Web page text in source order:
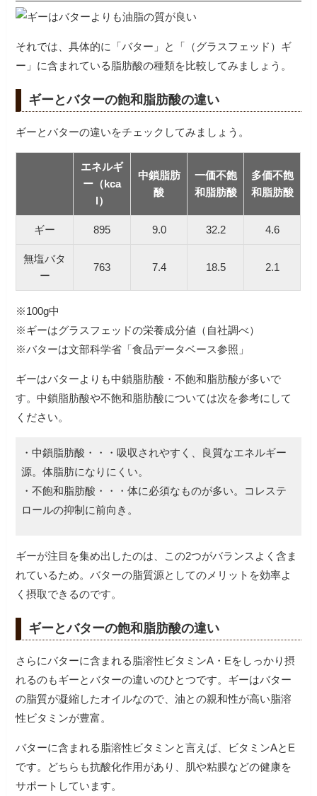
それでは、具体的に「バター」と「（グラスフェッド）ギ
ー」に含まれている脂肪酸の種類を比較してみましょう。
ギーとバターの飽和脂肪酸の違い
ギーとバターの違いをチェックしてみましょう。
エネルギ
ー（kca
l）
中鎖脂肪
酸
一価不飽
和脂肪酸
多価不飽
和脂肪酸
ギー 895 9.0 32.2 4.6
無塩バタ
ー
763 7.4 18.5 2.1
※100g中
※ギーはグラスフェッドの栄養成分値（自社調べ）
ギーはバターよりも中鎖脂肪酸・不飽和脂肪酸が多いで
す。中鎖脂肪酸や不飽和脂肪酸については次を参考にして
ください。
・中鎖脂肪酸・・・吸収されやすく、良質なエネルギー
源。体脂肪になりにくい。
・不飽和脂肪酸・・・体に必須なものが多い。コレステ
ギーが注目を集め出したのは、この2つがバランスよく含ま
れているため。バターの脂質源としてのメリットを効率よ
く摂取できるのです。
ギーとバターの飽和脂肪酸の違い
さらにバターに含まれる脂溶性ビタミンA・Eをしっかり摂
れるのもギーとバターの違いのひとつです。ギーはバター
の脂質が凝縮したオイルなので、油との親和性が高い脂溶
性ビタミンが豊富。
バターに含まれる脂溶性ビタミンと言えば、ビタミンAとE
です。どちらも抗酸化作用があり、肌や粘膜などの健康を
サポートしています。